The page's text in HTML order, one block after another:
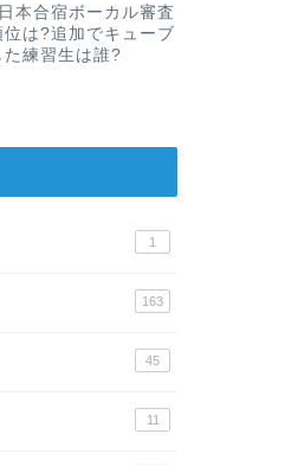
本合宿ボーカル審査
位は?追加でキューブ
た練習生は誰?
1
163
45
11